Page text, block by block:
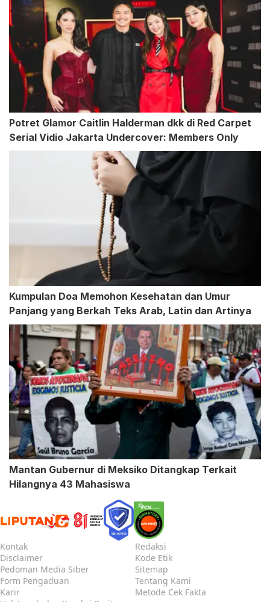
Potret Glamor Caitlin Halderman dkk di Red Carpet
Serial Vidio Jakarta Undercover: Members Only
Kumpulan Doa Memohon Kesehatan dan Umur
Panjang yang Berkah Teks Arab, Latin dan Artinya
Mantan Gubernur di Meksiko Ditangkap Terkait
Hilangnya 43 Mahasiswa
Kontak
Redaksi
Disclaimer
Kode Etik
Pedoman Media Siber
Sitemap
Form Pengaduan
Tentang Kami
Karir
Metode Cek Fakta